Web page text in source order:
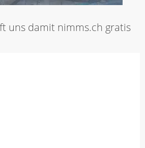
uns damit nimms.ch gratis